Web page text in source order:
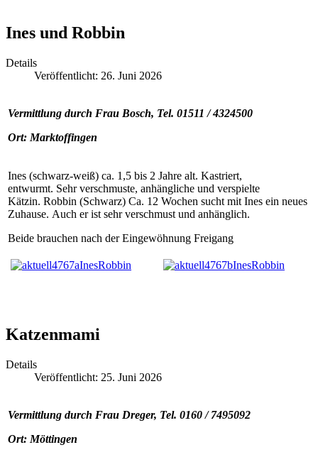
Ines und Robbin
Details
Veröffentlicht: 26. Juni 2026
Vermittlung durch Frau Bosch, Tel. 01511 / 4324500
Ort: Marktoffingen
Ines (schwarz-weiß) ca. 1,5 bis 2 Jahre alt. Kastriert,
entwurmt. Sehr verschmuste, anhängliche und verspielte
Kätzin. Robbin (Schwarz) Ca. 12 Wochen sucht mit Ines ein neues
Zuhause. Auch er ist sehr verschmust und anhänglich.
Beide brauchen nach der Eingewöhnung Freigang
Katzenmami
Details
Veröffentlicht: 25. Juni 2026
Vermittlung durch Frau Dreger, Tel. 0160 / 7495092
Ort: Möttingen